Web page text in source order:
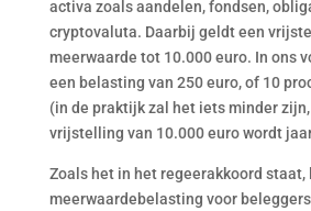
activa zoals aandelen, fondsen,
cryptovaluta. Daarbij geldt een
meerwaarde tot 10.000 euro. In ons
een belasting van 250 euro, of 10
(in de praktijk zal het iets minder
vrijstelling van 10.000 euro wordt
Zoals het in het regeerakkoord staat,
meerwaardebelasting voor